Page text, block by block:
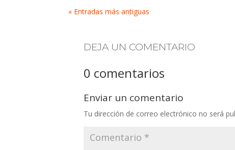
« Entradas más antiguas
DEJA UN COMENTARIO
0 comentarios
Enviar un comentario
Tu dirección de correo electrónico no será